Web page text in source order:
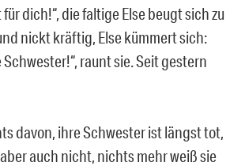
dich!“, die faltige Else beugt sich zu
nickt kräftig, Else kümmert sich:
raunt sie. Seit gestern
davon, ihre Schwester ist längst tot,
auch nicht, nichts mehr weiß sie